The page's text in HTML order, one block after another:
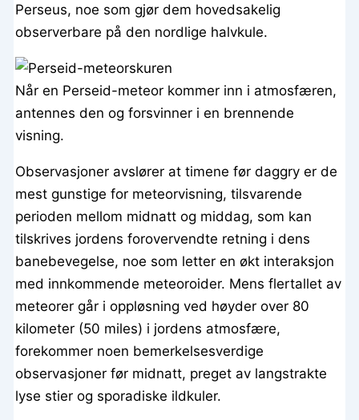
Perseus, noe som gjør dem hovedsakelig
observerbare på den nordlige halvkule.
Når en Perseid-meteor kommer inn i atmosfæren,
antennes den og forsvinner i en brennende
visning.
Observasjoner avslører at timene før daggry er de
mest gunstige for meteorvisning, tilsvarende
perioden mellom midnatt og middag, som kan
tilskrives jordens forovervendte retning i dens
banebevegelse, noe som letter en økt interaksjon
med innkommende meteoroider. Mens flertallet av
meteorer går i oppløsning ved høyder over 80
kilometer (50 miles) i jordens atmosfære,
forekommer noen bemerkelsesverdige
observasjoner før midnatt, preget av langstrakte
lyse stier og sporadiske ildkuler.